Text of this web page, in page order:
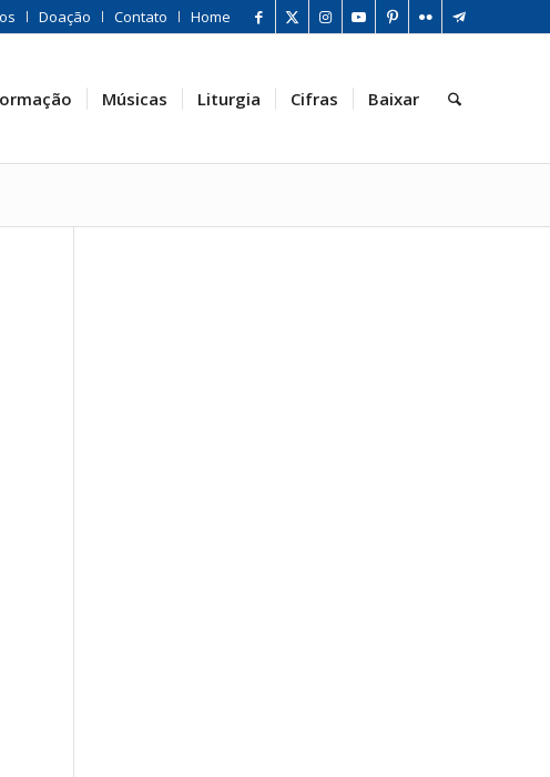
Doação Contato Home
Músicas Liturgia Cifras Baixar